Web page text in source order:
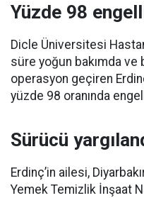
Yüzde 98
Dicle Üniversitesi
süre yoğun bakımda ve
operasyon geçiren
yüzde 98 oranında
Sürücü
Erdinç’in ailesi,
Yemek Temizlik İnşaat